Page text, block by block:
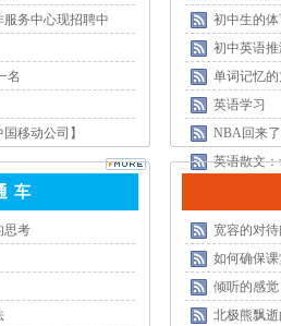
务中心现招聘中
名
移动公司】
初中生的
初中英语
单词记忆
英语学习
NBA回来
英语散文
车
思考
宽容的对
如何确保
倾听的感觉
北极熊飘